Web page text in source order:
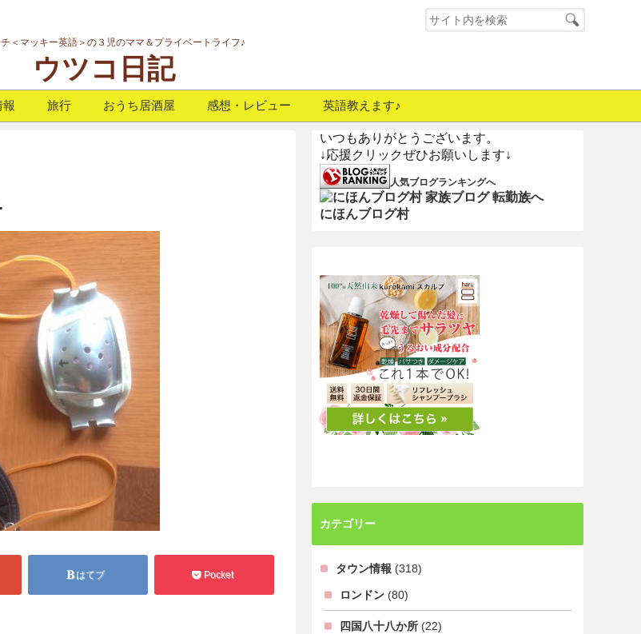
＜マッキー英語＞の３児のママ＆プライベートライフ♪
ウツコ日記
報 旅行 おうち居酒屋 感想・レビュー 英語教えます♪
はてブ Pocket
いつもありがとうございます。
↓応援クリックぜひお願いします↓
人気ブログランキングへ
にほんブログ村
カテゴリー
タウン情報 (318)
ロンドン (80)
四国八十八か所 (22)